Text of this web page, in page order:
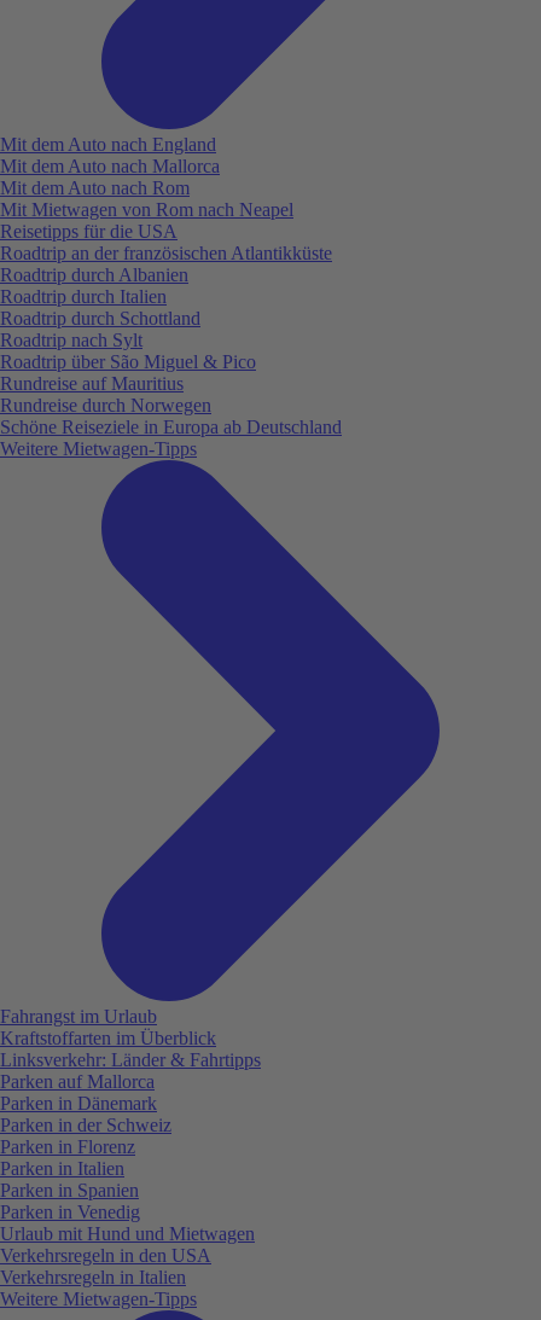
Mit dem Auto nach England
Mit dem Auto nach Mallorca
Mit dem Auto nach Rom
Mit Mietwagen von Rom nach Neapel
Reisetipps für die USA
Roadtrip an der französischen Atlantikküste
Roadtrip durch Albanien
Roadtrip durch Italien
Roadtrip durch Schottland
Roadtrip nach Sylt
Roadtrip über São Miguel & Pico
Rundreise auf Mauritius
Rundreise durch Norwegen
Schöne Reiseziele in Europa ab Deutschland
Weitere Mietwagen-Tipps
Fahrangst im Urlaub
Kraftstoffarten im Überblick
Linksverkehr: Länder & Fahrtipps
Parken auf Mallorca
Parken in Dänemark
Parken in der Schweiz
Parken in Florenz
Parken in Italien
Parken in Spanien
Parken in Venedig
Urlaub mit Hund und Mietwagen
Verkehrsregeln in den USA
Verkehrsregeln in Italien
Weitere Mietwagen-Tipps